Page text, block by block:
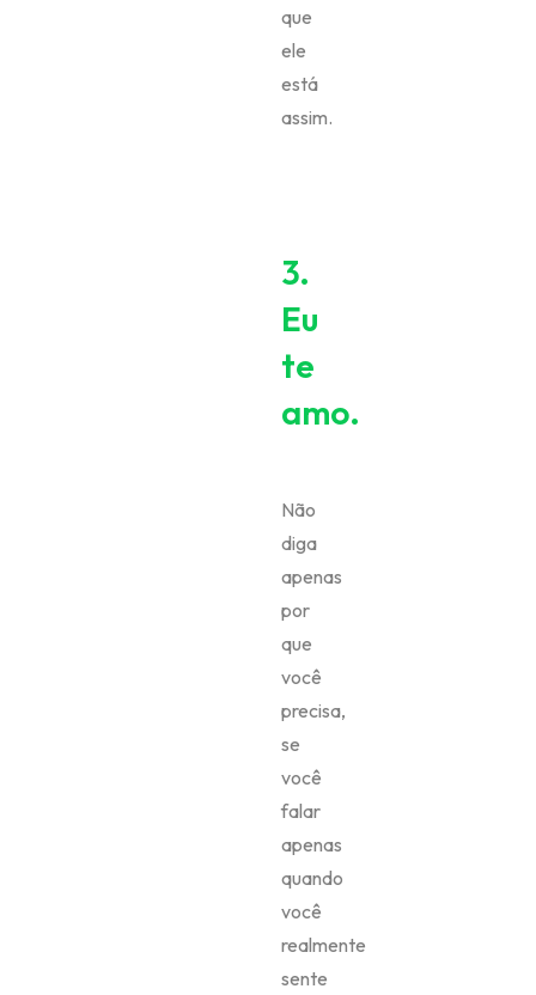
que
ele
está
assim.
3.
Eu
te
amo.
Não
diga
apenas
por
que
você
precisa,
se
você
falar
apenas
quando
você
realmente
sente